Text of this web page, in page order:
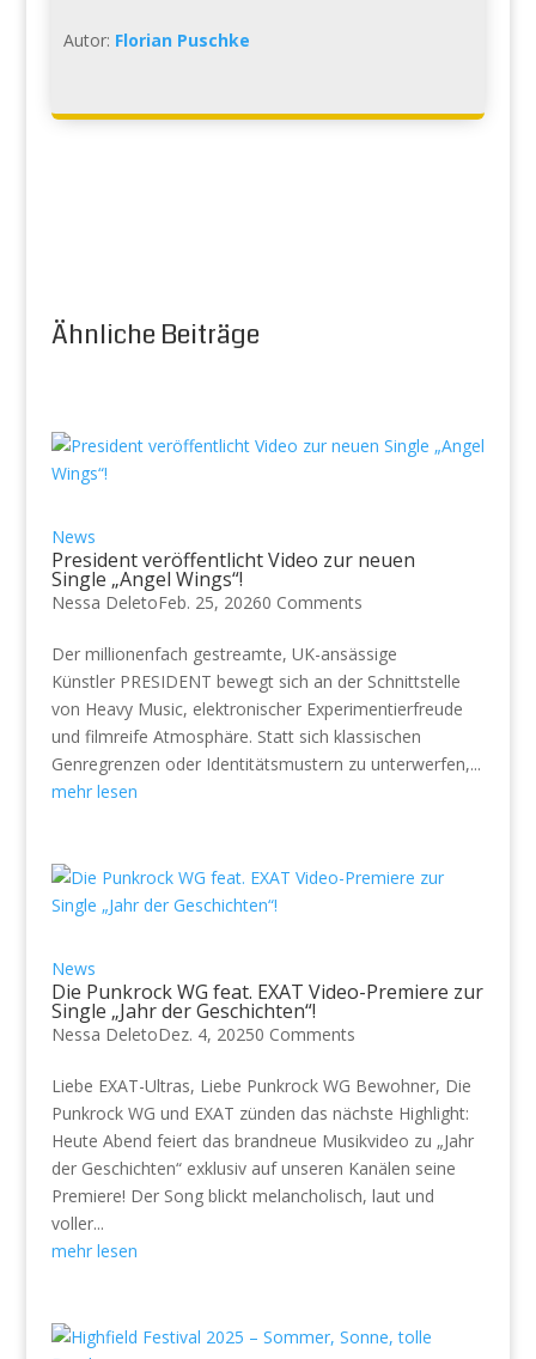
Autor: Florian Puschke
Ähnliche Beiträge
News
President veröffentlicht Video zur neuen
Single „Angel Wings“!
Nessa DeletoFeb. 25, 20260 Comments
Der millionenfach gestreamte, UK-ansässige
Künstler PRESIDENT bewegt sich an der Schnittstelle
von Heavy Music, elektronischer Experimentierfreude
und filmreife Atmosphäre. Statt sich klassischen
Genregrenzen oder Identitätsmustern zu unterwerfen,...
mehr lesen
News
Die Punkrock WG feat. EXAT Video-Premiere zur
Single „Jahr der Geschichten“!
Nessa DeletoDez. 4, 20250 Comments
Liebe EXAT-Ultras, Liebe Punkrock WG Bewohner, Die
Punkrock WG und EXAT zünden das nächste Highlight:
Heute Abend feiert das brandneue Musikvideo zu „Jahr
der Geschichten“ exklusiv auf unseren Kanälen seine
Premiere! Der Song blickt melancholisch, laut und
voller...
mehr lesen